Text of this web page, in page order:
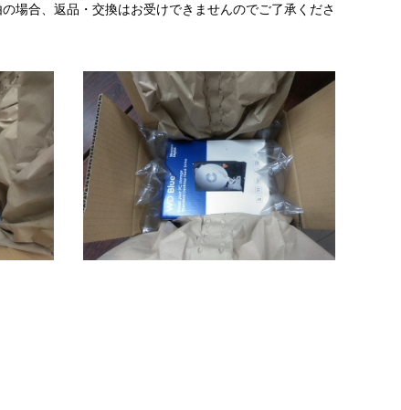
場合、返品・交換はお受けできませんのでご了承くださ